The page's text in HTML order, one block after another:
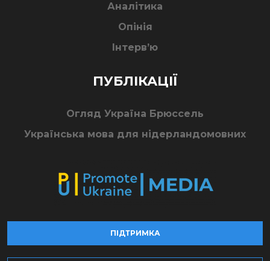
Аналітика
Опінія
Інтерв’ю
ПУБЛІКАЦІЇ
Огляд Україна Брюссель
Українська мова для нідерландомовних
ПІДТРИМКА